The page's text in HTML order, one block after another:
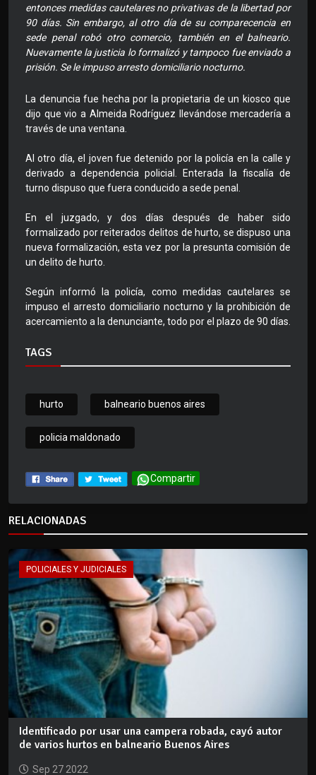
entonces medidas cautelares no privativas de la libertad por
90 días. Sin embargo, al otro día de su comparecencia en
sede penal robó otro comercio, también en el balneario.
Nuevamente la justicia lo formalizó y tampoco fue enviado a
prisión. Se le impuso arresto domiciliario nocturno.
La denuncia fue hecha por la propietaria de un kiosco que
dijo que vio a Almeida Rodríguez llevándose mercadería a
través de una ventana.
Al otro día, el joven fue detenido por la policía en la calle y
derivado a dependencia policial. Enterada la fiscalía de
turno dispuso que fuera conducido a sede penal.
En el juzgado, y dos días después de haber sido
formalizado por reiterados delitos de hurto, se dispuso una
nueva formalización, esta vez por la presunta comisión de
un delito de hurto.
Según informó la policía, como medidas cautelares se
impuso el arresto domiciliario nocturno y la prohibición de
acercamiento a la denunciante, todo por el plazo de 90 días.
TAGS
hurto balneario buenos aires
policia maldonado
Compartir
RELACIONADAS
POLICIALES Y JUDICIALES
Identificado por usar una campera robada, cayó autor
de varios hurtos en balneario Buenos Aires
Sep 27 2022